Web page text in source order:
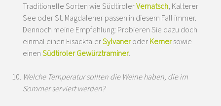
Traditionelle Sorten wie SüdtirolerVernatsch, Kalterer
See oder St. Magdalener passen in diesem Fall immer.
Dennoch meine Empfehlung: Probieren Sie dazu doch
einmal einen EisacktalerSylvaneroderKernersowie
einenSüdtiroler Gewürztraminer.
Welche Temperatur sollten die Weine haben, die im
Sommer serviert werden?